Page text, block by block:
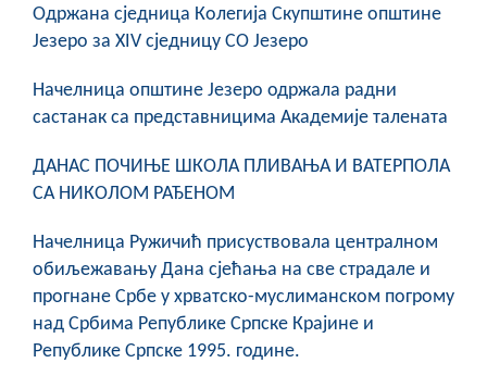
Oдржана сједница Колегија Скупштине општине
Језеро за XIV сједницу СО Језеро
Начелница општине Језеро одржала радни
састанак са представницима Академије талената
ДАНАС ПОЧИЊЕ ШКОЛА ПЛИВАЊА И ВАТЕРПОЛА
СА НИКОЛОМ РАЂЕНОМ
Начелница Ружичић присуствовала централном
обиљежавању Дана сјећања на све страдале и
прогнане Србе у хрватско-муслиманском погрому
над Србима Републике Српске Крајине и
Републике Српске 1995. године.